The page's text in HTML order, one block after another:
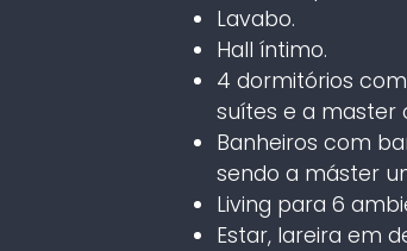
Lavabo.
Hall íntimo.
4 dormitórios
suítes e a master
Banheiros com
sendo a máster
Living para 6
Estar, lareira em